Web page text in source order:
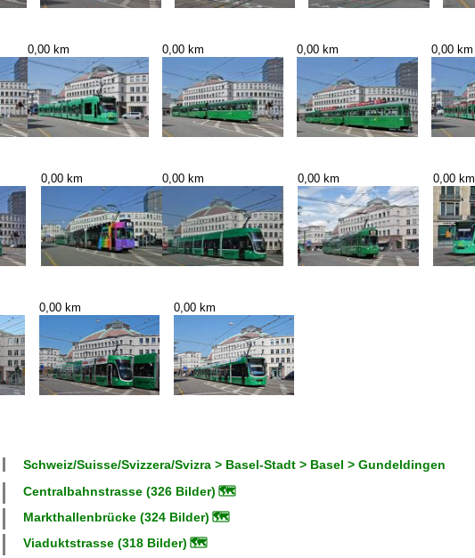
0,00 km 0,00 km 0,00 km 0,00 km
0,00 km 0,00 km 0,00 km 0,00 km
0,00 km 0,00 km
Schweiz/Suisse/Svizzera/Svizra > Basel-Stadt > Basel > Gundeldingen
Centralbahnstrasse (326 Bilder) 🗺
Markthallenbrücke (324 Bilder) 🗺
Viaduktstrasse (318 Bilder) 🗺